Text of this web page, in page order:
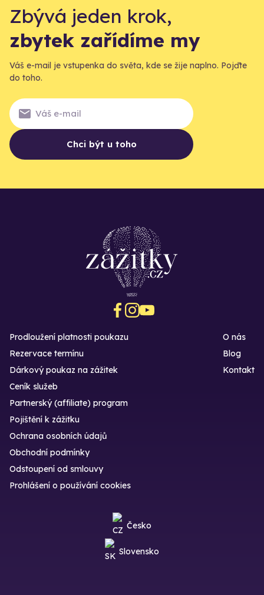
Zbývá jeden krok,
zbytek zařídíme my
Váš e-mail je vstupenka do světa, kde se žije naplno. Pojďte
do toho.
Chci být u toho
Prodloužení platnosti poukazu
Rezervace termínu
Dárkový poukaz na zážitek
O nás
Blog
Kontakt
Ceník služeb
Partnerský (affiliate) program
Pojištění k zážitku
Ochrana osobních údajů
Obchodní podmínky
Odstoupení od smlouvy
Prohlášení o používání cookies
Česko
Slovensko